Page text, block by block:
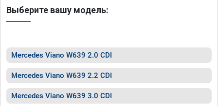
Выберите вашу модель:
Mercedes Viano W639 2.0 CDI
Mercedes Viano W639 2.2 CDI
Mercedes Viano W639 3.0 CDI